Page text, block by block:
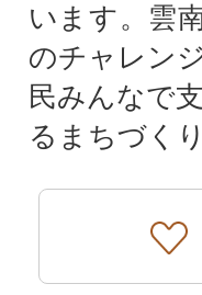
います。雲
のチャレン
民みんなで
るまちづく